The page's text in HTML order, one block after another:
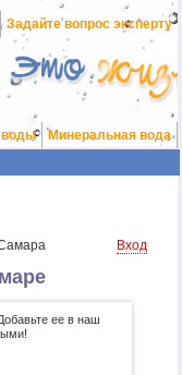
Задайте вопрос эксперту
воды Минеральная вода
Вход
ее в наш